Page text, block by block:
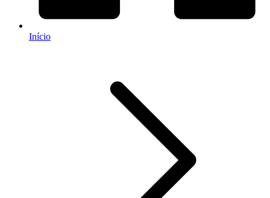
Início